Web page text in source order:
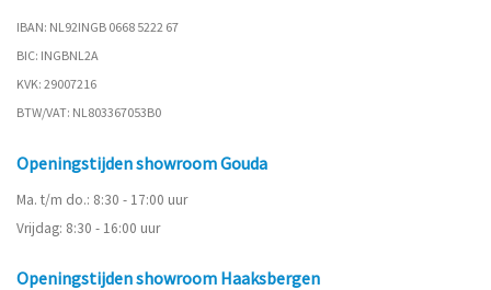
IBAN: NL92INGB 0668 5222 67
BIC: INGBNL2A
KVK: 29007216
BTW/VAT: NL803367053B0
Openingstijden showroom Gouda
Ma. t/m do.: 8:30 - 17:00 uur
Vrijdag: 8:30 - 16:00 uur
Openingstijden showroom Haaksbergen